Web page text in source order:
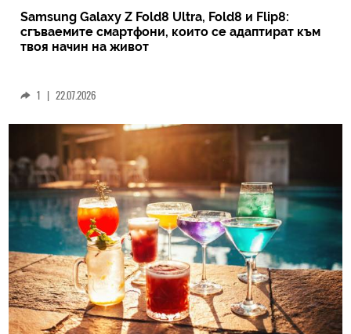
Samsung Galaxy Z Fold8 Ultra, Fold8 и Flip8:
сгъваемите смартфони, които се адаптират към
твоя начин на живот
1 | 22.07.2026